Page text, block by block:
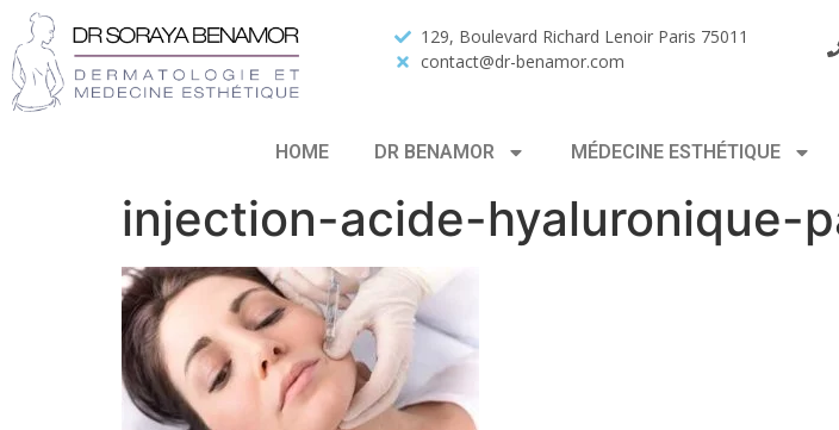
129, Boulevard Richard Lenoir Paris 75011
contact@dr-benamor.com
HOME DR BENAMOR MÉDECINE ESTHÉTIQUE
injection-acide-hyaluronique-